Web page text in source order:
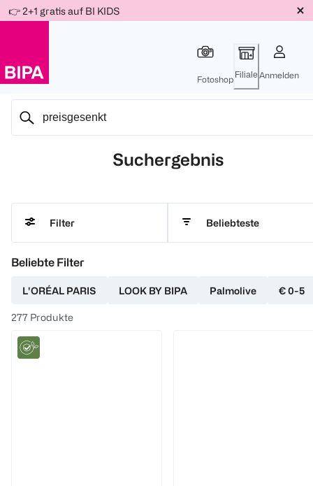
Für
Für
Für
Weiter
zum
👉 2+1 gratis auf BI KIDS
Fotoshop Filiale Anmelden
Suchergebnis
Filter Beliebteste
Beliebte Filter
L'ORÉAL PARIS LOOK BY BIPA Palmolive € 0-5
277 Produkte